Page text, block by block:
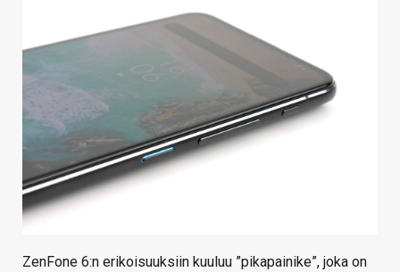
ZenFone 6:n erikoisuuksiin kuuluu ”pikapainike”, joka on